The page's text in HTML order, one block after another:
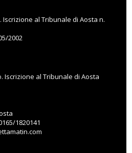
al Tribunale di Aosta n.
2002
Iscrizione al Tribunale di Aosta
1820141